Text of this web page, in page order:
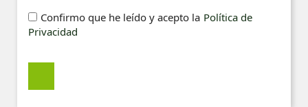
Confirmo que he leído y acepto la Política de
Privacidad